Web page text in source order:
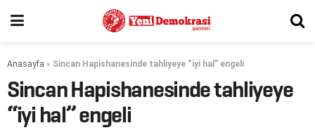
Anasayfa » Sincan Hapishanesinde tahliyeye “iyi hal” engeli
Sincan Hapishanesinde tahliyeye
“iyi hal” engeli